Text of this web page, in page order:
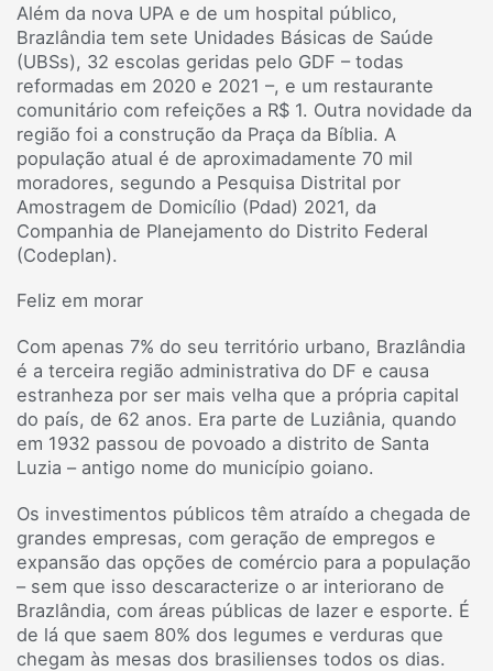
Além da nova UPA e de um hospital público,
Brazlândia tem sete Unidades Básicas de Saúde
(UBSs), 32 escolas geridas pelo GDF – todas
reformadas em 2020 e 2021 –, e um restaurante
comunitário com refeições a R$ 1. Outra novidade da
região foi a construção da Praça da Bíblia. A
população atual é de aproximadamente 70 mil
moradores, segundo a Pesquisa Distrital por
Amostragem de Domicílio (Pdad) 2021, da
Companhia de Planejamento do Distrito Federal
(Codeplan).
Feliz em morar
Com apenas 7% do seu território urbano, Brazlândia
é a terceira região administrativa do DF e causa
estranheza por ser mais velha que a própria capital
do país, de 62 anos. Era parte de Luziânia, quando
em 1932 passou de povoado a distrito de Santa
Luzia – antigo nome do município goiano.
Os investimentos públicos têm atraído a chegada de
grandes empresas, com geração de empregos e
expansão das opções de comércio para a população
– sem que isso descaracterize o ar interiorano de
Brazlândia, com áreas públicas de lazer e esporte. É
de lá que saem 80% dos legumes e verduras que
chegam às mesas dos brasilienses todos os dias.